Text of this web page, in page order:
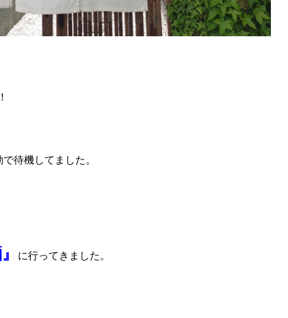
待機してました。
に行ってきました。